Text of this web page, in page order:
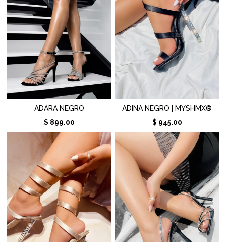
ADARA NEGRO
$ 899.00
ADINA NEGRO | MYSHMX®
$ 945.00